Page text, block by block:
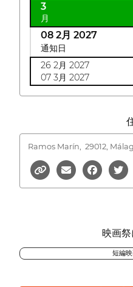
3
月
08 2月 2027
通知日
26 2月 2027
07 3月 2027
Ramos Marín, 29012,
映画
短編